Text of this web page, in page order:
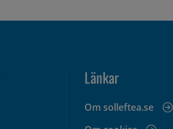
Länkar
Om solleftea.se